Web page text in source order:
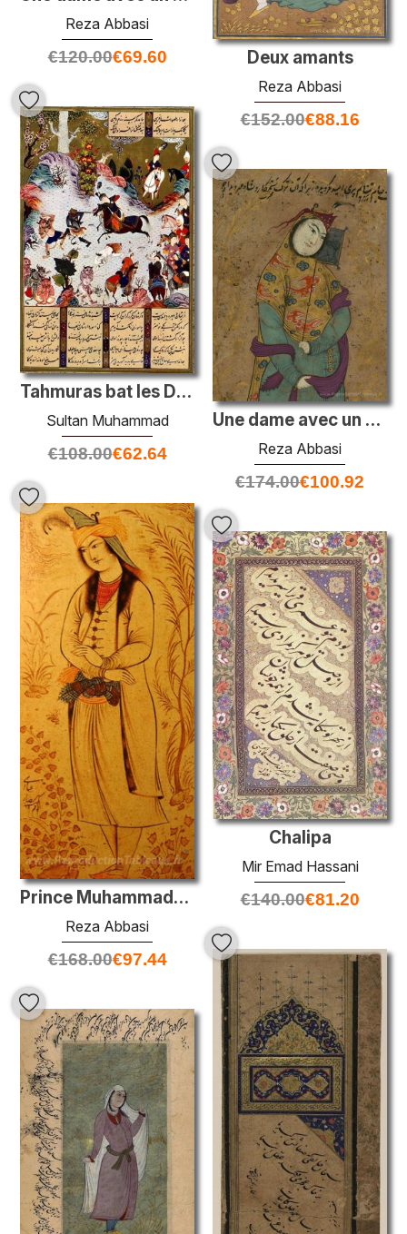
Reza Abbasi
€120.00€69.60 Deux amants
Reza Abbasi
€152.00€88.16
Tahmuras bat les Divs. Miniature de Shahname
Sultan Muhammad
€108.00€62.64
Une dame avec un fan (détail)
Reza Abbasi
€174.00€100.92
Prince Muhammad-Beik de Géorgie
Reza Abbasi
€168.00€97.44
Chalipa
Mir Emad Hassani
€140.00€81.20